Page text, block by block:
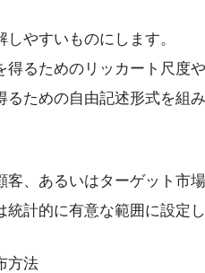
やすいものにします。
得るためのリッカート尺度や
るための自由記述形式を組
客、あるいはターゲット市
計的に有意な範囲に設定し
方法